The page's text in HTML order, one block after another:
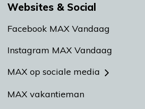
Websites & Social
Facebook MAX Vandaag
Instagram MAX Vandaag
MAX op sociale media
MAX vakantieman